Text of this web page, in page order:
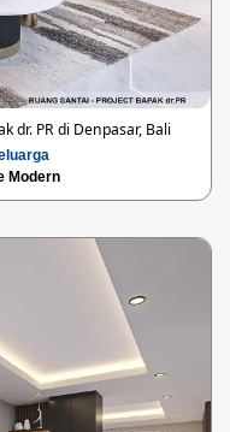
dr. PR di Denpasar, Bali
Modern